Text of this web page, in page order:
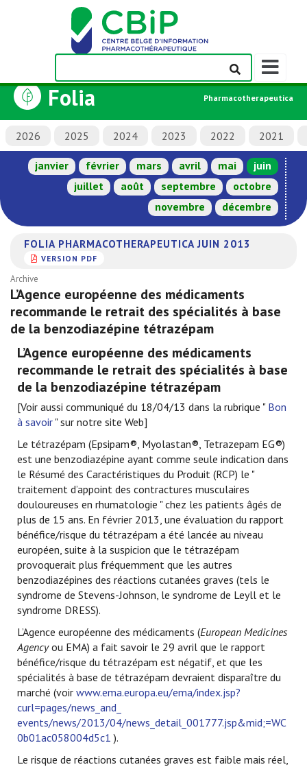
Afficher/
la
de
navigation
Folia Pharmacotherapeutica
2026 2025 2024 2023 2022 2021
janvier février mars avril mai
juin
juillet
août septembre
octobre
novembre
décembre
FOLIA PHARMACOTHERAPEUTICA JUIN 2013
VERSION PDF
Archive
L’Agence européenne des médicaments
recommande le retrait des spécialités à base
de la benzodiazépine tétrazépam
L’Agence européenne des médicaments
recommande le retrait des spécialités à base
de la benzodiazépine tétrazépam
[Voir aussi communiqué du 18/04/13 dans la rubrique " Bon
à savoir " sur notre site Web]
Le tétrazépam (Epsipam®, Myolastan®, Tetrazepam EG®)
est une benzodiazépine ayant comme seule indication dans
le Résumé des Caractéristiques du Produit (RCP) le "
traitement d’appoint des contractures musculaires
douloureuses en rhumatologie " chez les patients âgés de
plus de 15 ans. En février 2013, une évaluation du rapport
bénéfice/risque du tétrazépam a été lancée au niveau
européen, suite à la suspicion que le tétrazépam
provoquerait plus fréquemment que les autres
benzodiazépines des réactions cutanées graves (tels le
syndrome de Stevens-Johnson, le syndrome de Leyll et le
syndrome DRESS).
L’Agence européenne des médicaments (European Medicines
Agencyou EMA) a fait savoir le 29 avril que le rapport
bénéfice/risque du tétrazépam est négatif, et que les
spécialités à base de tétrazépam devraient disparaître du
marché (voir www.ema.europa.eu/ema/index.jsp?
curl=pages/news_and_
events/news/2013/04/news_detail_001777.jsp&mid;=WC
0b01ac058004d5c1 ).
Le risque de réactions cutanées graves est faible mais réel,